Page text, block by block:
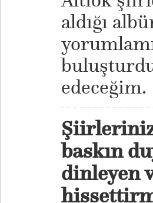
aldığı
edeceğim.
baskın
dinleyen